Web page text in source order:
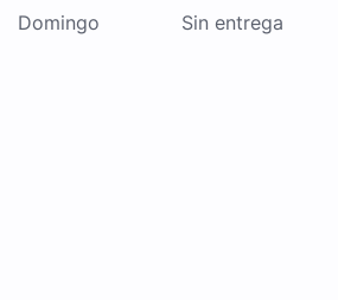
Domingo Sin entrega